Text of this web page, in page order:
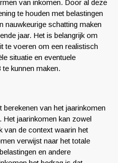
van inkomen. Door al deze
te houden met belastingen
nauwkeurige schatting maken
jaar. Het is belangrijk om
te voeren om een realistisch
situatie en eventuele
kunnen maken.
berekenen van het jaarinkomen
jaarinkomen kan zowel
van de context waarin het
verwijst naar het totale
en andere